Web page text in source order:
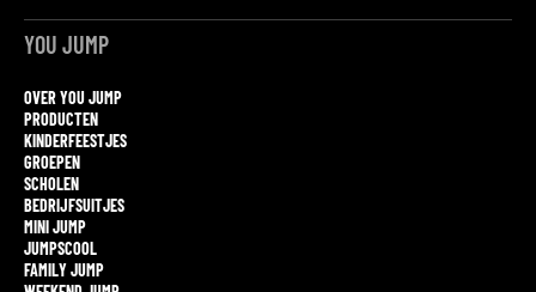
YOU JUMP
OVER YOU JUMP
PRODUCTEN
KINDERFEESTJES
GROEPEN
SCHOLEN
BEDRIJFSUITJES
MINI JUMP
JUMPSCOOL
FAMILY JUMP